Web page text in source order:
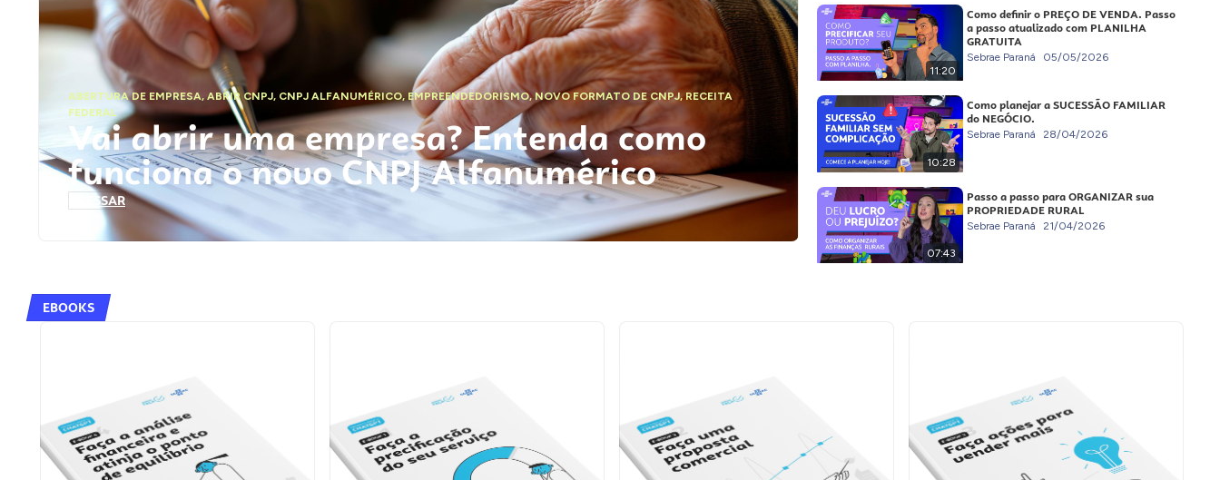
ABERTURA DE EMPRESA,ABRIR CNPJ, CNPJ ALFANUMÉRICO, EMPREENDEDORISMO,NOVO FORMATO DE CNPJ,RECEITA
FEDERAL
Vai abrir uma empresa? Entenda como
funciona o novo CNPJ Alfanumérico
ACESSAR
11:20
Como definir o PREÇO DE VENDA. Passo
a passo atualizado com PLANILHA
GRATUITA
Sebrae Paraná 05/05/2026
10:28
Como planejar a SUCESSÃO FAMILIAR
do NEGÓCIO.
Sebrae Paraná 28/04/2026
07:43
Passo a passo para ORGANIZAR sua
PROPRIEDADE RURAL
Sebrae Paraná 21/04/2026
EBOOKS